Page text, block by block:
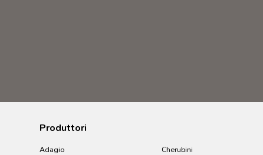
Produttori
Adagio
Cherubini